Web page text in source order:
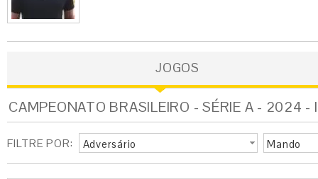
JOGOS
CAMPEONATO BRASILEIRO - SÉRIE A - 2024 -
FILTRE POR: Adversário Mando